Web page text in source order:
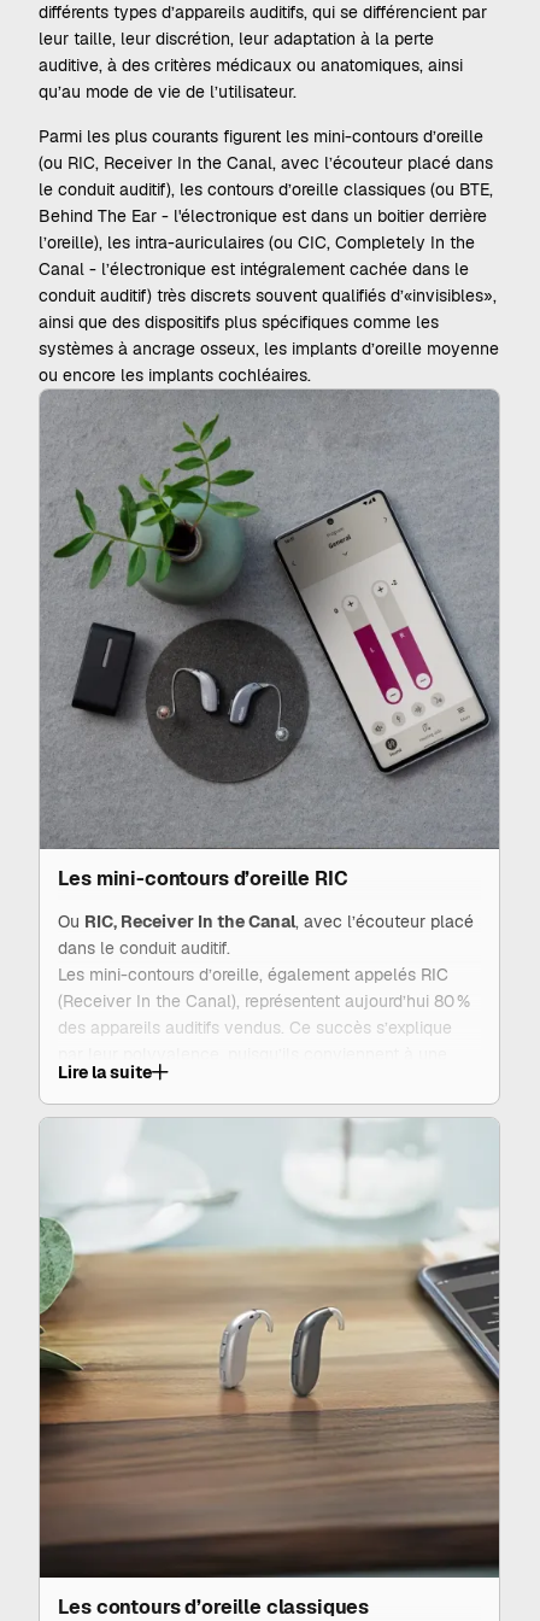
différents types d’appareils auditifs, qui se différencient par
leur taille, leur discrétion, leur adaptation à la perte
auditive, à des critères médicaux ou anatomiques, ainsi
qu’au mode de vie de l’utilisateur.
Parmi les plus courants figurent les mini-contours d’oreille
(ou RIC, Receiver In the Canal, avec l’écouteur placé dans
le conduit auditif), les contours d’oreille classiques (ou BTE,
Behind The Ear - l'électronique est dans un boitier derrière
l’oreille), les intra-auriculaires (ou CIC, Completely In the
Canal - l’électronique est intégralement cachée dans le
conduit auditif) très discrets souvent qualifiés d’«invisibles»,
ainsi que des dispositifs plus spécifiques comme les
systèmes à ancrage osseux, les implants d’oreille moyenne
ou encore les implants cochléaires.
Les mini-contours d’oreille RIC
Ou RIC, Receiver In the Canal, avec l’écouteur placé
dans le conduit auditif.
Les mini-contours d’oreille, également appelés RIC
(Receiver In the Canal), représentent aujourd’hui 80 %
des appareils auditifs vendus. Ce succès s’explique
large gamme de pertes auditives, de légères à
profondes.
Leur conception associe un boîtier discret placé
dans leconduit auditif
, ce qui permet une restitution
sonore naturelle et précise.
De plus en plus de modèles sont désormais
disponibles en version rechargeable, avec une
autonomie confortable d'une journée complète. Les
mini-contours combinent ainsi discrétion, confort, et
technologie de pointe : connectivité Bluetooth,
réducteurs de bruit intelligents, adaptation
automatique à l’environnement sonore… Des atouts
qui en font le choix privilégié de nombreux utilisateurs
aujourd’hui.
Lire la suite
Les contours d’oreille classiques